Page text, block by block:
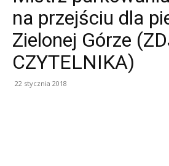
na przejściu dla
Zielonej Górze
CZYTELNIKA)
22 stycznia 2018